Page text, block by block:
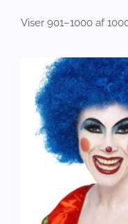
Viser 901–1000 af